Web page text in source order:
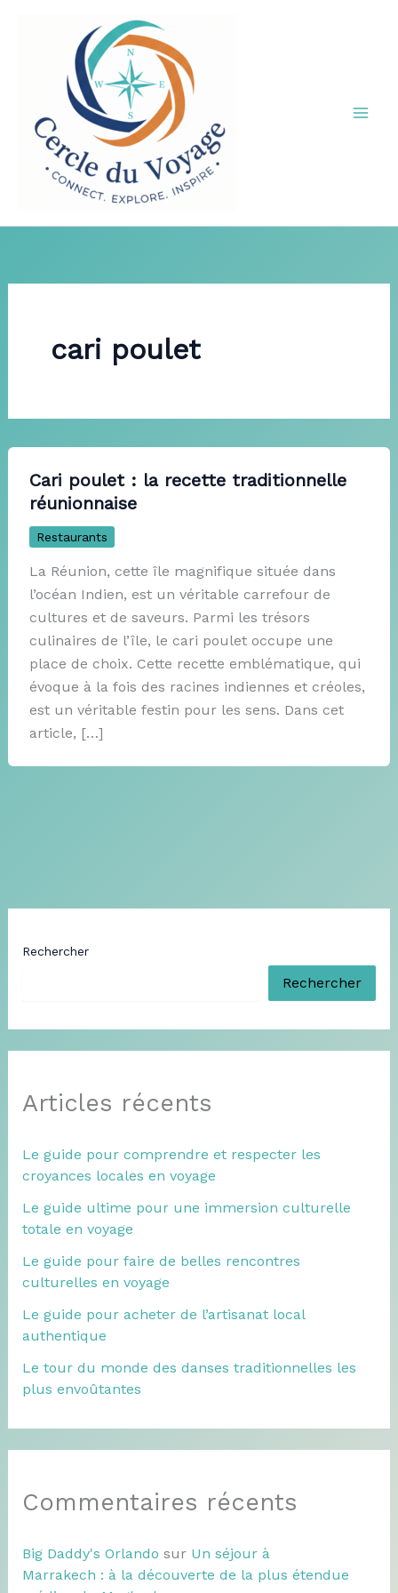
cari poulet
Cari poulet : la recette traditionnelle
réunionnaise
Restaurants
La Réunion, cette île magnifique située dans
l’océan Indien, est un véritable carrefour de
cultures et de saveurs. Parmi les trésors
culinaires de l’île, le cari poulet occupe une
place de choix. Cette recette emblématique, qui
évoque à la fois des racines indiennes et créoles,
est un véritable festin pour les sens. Dans cet
article, […]
Rechercher
Rechercher
Articles récents
Le guide pour comprendre et respecter les
croyances locales en voyage
Le guide ultime pour une immersion culturelle
totale en voyage
Le guide pour faire de belles rencontres
culturelles en voyage
Le guide pour acheter de l’artisanat local
authentique
Le tour du monde des danses traditionnelles les
plus envoûtantes
Commentaires récents
Big Daddy's Orlando sur Un séjour à
Marrakech : à la découverte de la plus étendue